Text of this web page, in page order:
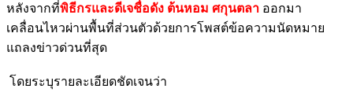
หลังจากที่พิธีกรและดีเจชื่อดัง ต้นหอม ศกุนตลา ออกมา
เคลื่อนไหวผ่านพื้นที่ส่วนตัวด้วยการโพสต์ข้อความนัดหมาย
แถลงข่าวด่วนที่สุด
โดยระบุรายละเอียดชัดเจนว่า